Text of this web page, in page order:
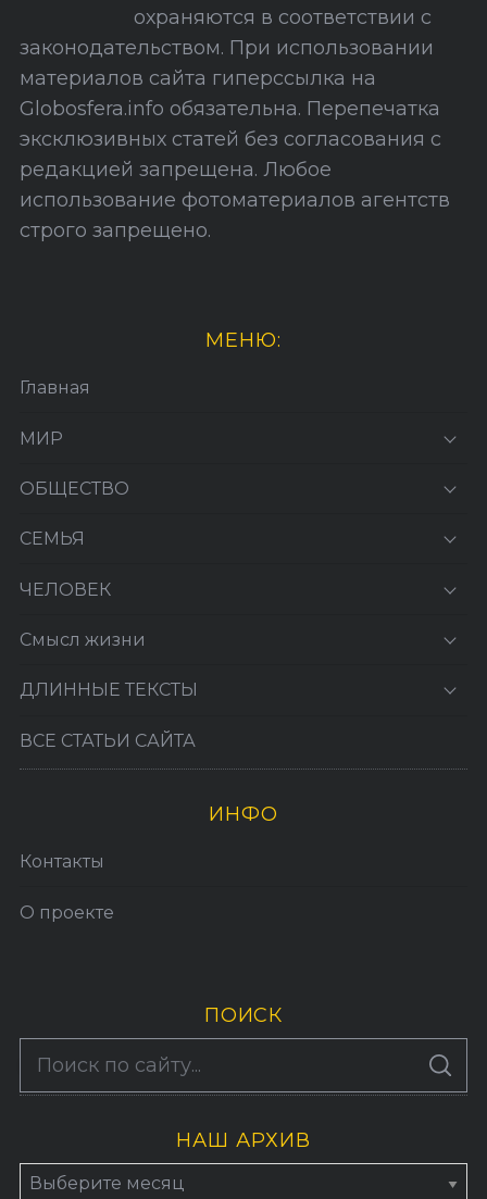
а
охраняются в соответствии с
законодательством. При использовании
материалов сайта гиперссылка на
Globosfera.info обязательна. Перепечатка
эксклюзивных статей без согласования с
редакцией запрещена. Любое
использование фотоматериалов агентств
строго запрещено.
МЕНЮ:
Главная
МИР
ОБЩЕСТВО
СЕМЬЯ
ЧЕЛОВЕК
Смысл жизни
ДЛИННЫЕ ТЕКСТЫ
ВСЕ СТАТЬИ САЙТА
ИНФО
Контакты
О проекте
ПОИСК
S
A
По авторам
НАШ АРХИВ
Н